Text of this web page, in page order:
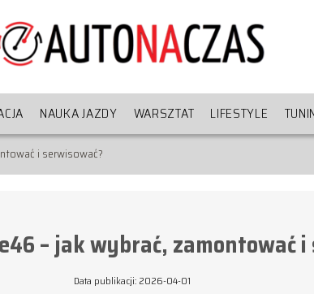
NAUKA JAZDY WARSZTAT LIFESTYLE
i serwisować?
– jak wybrać, zamontować
Data publikacji: 2026-04-01